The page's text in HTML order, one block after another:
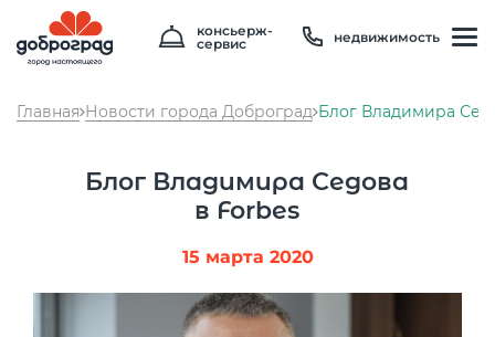
консьерж-
сервис
недвижимость
Главная Новости города Доброград Блог Владимира
Блог Владимира Седова
в Forbes
15 марта 2020
26 °C